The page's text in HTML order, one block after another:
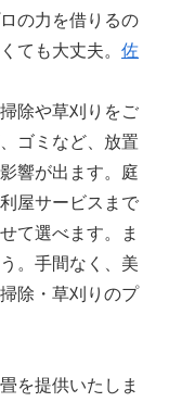
の力を借りるの
ても大丈夫。 佐
除や草刈りをご
ゴミなど、放置
響が出ます。庭
屋サービスまで
て選べます。ま
。手間なく、美
除・草刈りのプ
を提供いたしま